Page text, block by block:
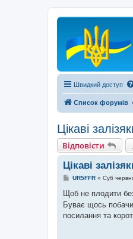
Швидкий доступ
Список форумів
Цікаві
Відповісти
Цікаві
П
в
і
д
о
м
UR5FFR» Суб
Щоб не плодити
Буває щось
посилання та